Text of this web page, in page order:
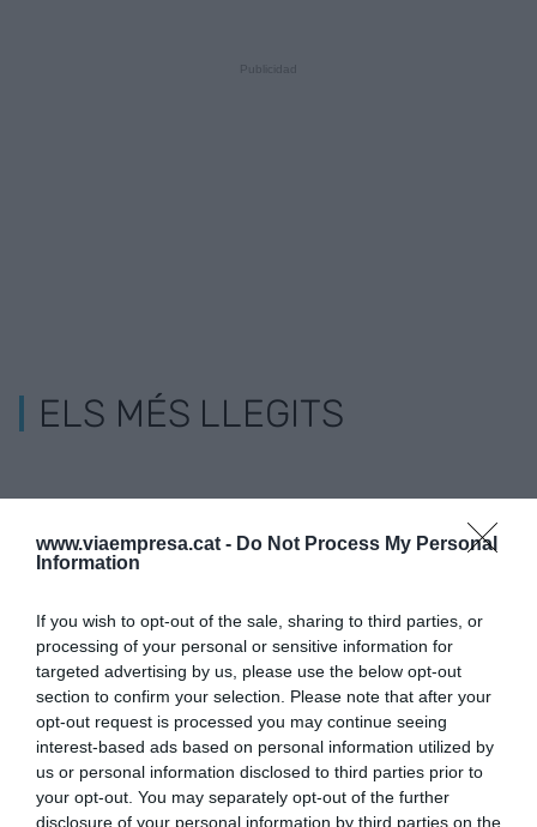
www.viaempresa.cat - Do Not Process My Personal
Information
If you wish to opt-out of the sale, sharing to third parties, or
processing of your personal or sensitive information for
targeted advertising by us, please use the below opt-out
section to confirm your selection. Please note that after your
opt-out request is processed you may continue seeing
interest-based ads based on personal information utilized by
us or personal information disclosed to third parties prior to
your opt-out. You may separately opt-out of the further
disclosure of your personal information by third parties on the
ELS MÉS LLEGITS